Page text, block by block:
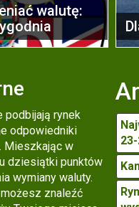
walutę:
podbijają rynek
odpowiedniki
Mieszkając w
dziesiątki punktów
wymiany waluty.
znaleźć